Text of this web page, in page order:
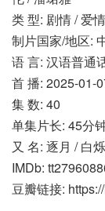
类 型: 剧情 / 爱
制片国家/地区:
语 言: 汉语普通
首 播: 2025-01-
集 数: 40
单集片长: 45分
又 名: 逐月 / 白
IMDb:
豆瓣链接: